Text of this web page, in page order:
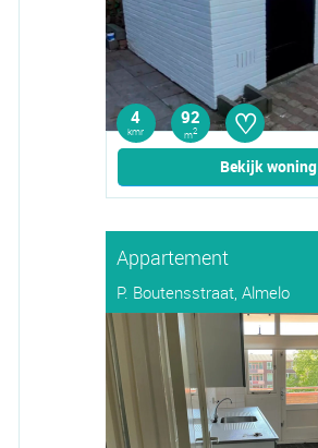
4
kmr
92
m2 ♡
Bekijk woning
Appartement
P. Boutensstraat, Almelo